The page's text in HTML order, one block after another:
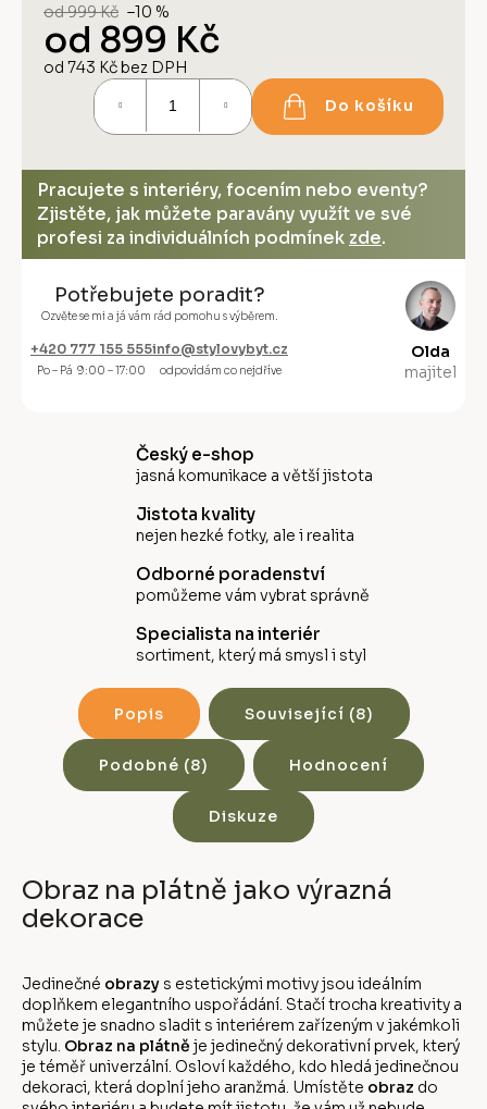
od 999 Kč –10 %
od 899 Kč
od 743 Kčbez DPH
Do košíku
Pracujete s interiéry, focením nebo eventy?
Zjistěte, jak můžete paravány využít ve své
profesi za individuálních podmínek zde.
Potřebujete poradit?
Ozvěte se mi a já vám rád pomohu s výběrem.
+420 777 155 555
Po – Pá 9:00 – 17:00
info@stylovybyt.cz
odpovídám co nejdříve
Olda
majitel
Český e-shop
jasná komunikace a větší jistota
Jistota kvality
nejen hezké fotky, ale i realita
Odborné poradenství
pomůžeme vám vybrat správně
Specialista na interiér
sortiment, který má smysl i styl
Popis Související (8)
Podobné (8) Hodnocení
Diskuze
Obraz na plátně jako výrazná
dekorace
Jedinečné obrazy s estetickými motivy jsou ideálním
doplňkem elegantního uspořádání. Stačí trocha kreativity a
můžete je snadno sladit s interiérem zařízeným v jakémkoli
stylu. Obraz na plátně je jedinečný dekorativní prvek, který
je téměř univerzální. Osloví každého, kdo hledá jedinečnou
dekoraci, která doplní jeho aranžmá. Umístěte obraz do